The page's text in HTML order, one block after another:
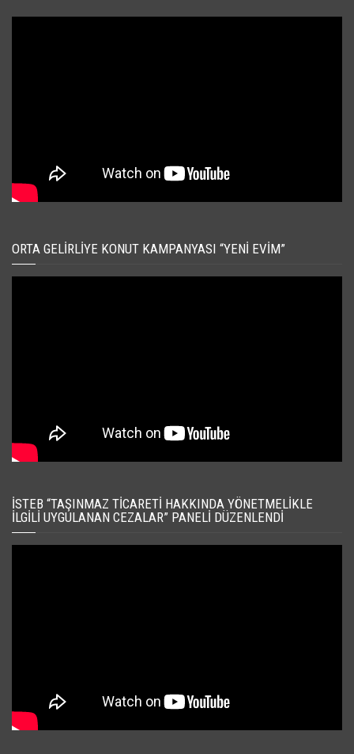
ORTA GELIRLIYE KONUT KAMPANYASI “YENI EVIM”
İSTEB “TAŞINMAZ TICARETI HAKKINDA YÖNETMELIKLE
İLGILI UYGULANAN CEZALAR” PANELI DÜZENLENDI